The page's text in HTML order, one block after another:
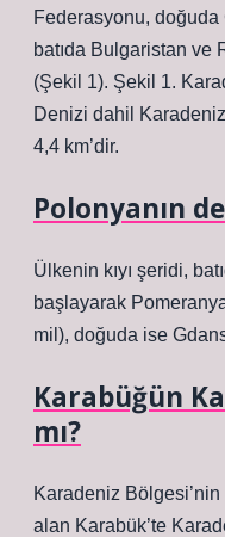
Federasyonu,
batıda Bulgaristan ve
(Şekil 1). Şekil 1.
Denizi dahil
4,4 km’dir.
Polonyanın
Ülkenin kıyı şeridi,
başlayarak
mil), doğuda ise
Karabüğün
mı?
Karadeniz
alan Karabük’te